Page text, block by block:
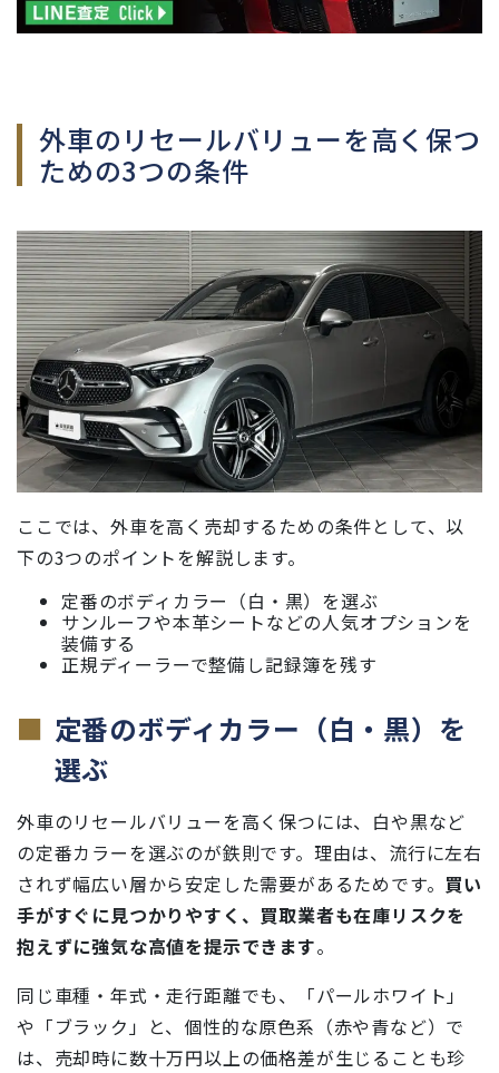
外車のリセールバリューを高く保つ
ための3つの条件
ここでは、外車を高く売却するための条件として、以
下の3つのポイントを解説します。
定番のボディカラー（白・黒）を選ぶ
サンルーフや本革シートなどの人気オプションを
装備する
正規ディーラーで整備し記録簿を残す
定番のボディカラー（白・黒）を
選ぶ
外車のリセールバリューを高く保つには、白や黒など
の定番カラーを選ぶのが鉄則です。理由は、流行に左右
されず幅広い層から安定した需要があるためです。 買い
手がすぐに見つかりやすく、買取業者も在庫リスクを
抱えずに強気な高値を提示できます。
同じ車種・年式・走行距離でも、「パールホワイト」
や「ブラック」と、個性的な原色系（赤や青など）で
は、売却時に数十万円以上の価格差が生じることも珍